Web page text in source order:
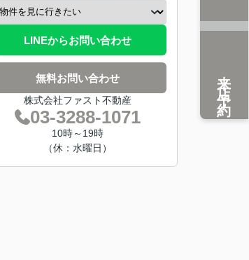
LINEからお問い合わせ
無料お問い合わせ
株式会社ファスト不動産
03-3288-1071
10時～19時
（休：水曜日）
来店予約